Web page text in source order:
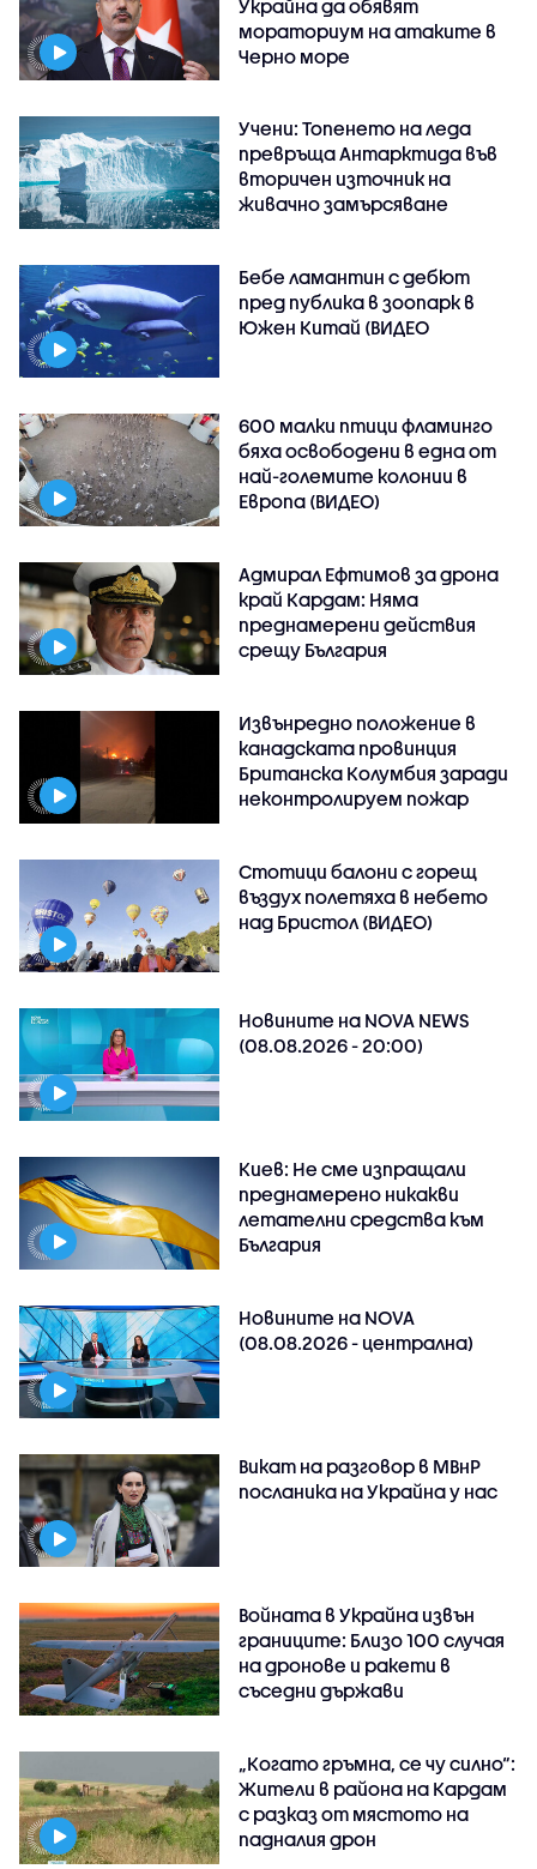
Украйна да обявят
мораториум на атаките в
Черно море
Учени: Топенето на леда
превръща Антарктида във
вторичен източник на
живачно замърсяване
Бебе ламантин с дебют
пред публика в зоопарк в
Южен Китай (ВИДЕО
600 малки птици фламинго
бяха освободени в една от
най-големите колонии в
Европа (ВИДЕО)
Адмирал Ефтимов за дрона
край Кардам: Няма
преднамерени действия
срещу България
Извънредно положение в
канадската провинция
Британска Колумбия заради
неконтролируем пожар
Стотици балони с горещ
въздух полетяха в небето
над Бристол (ВИДЕО)
Новините на NOVA NEWS
(08.08.2026 - 20:00)
Киев: Не сме изпращали
преднамерено никакви
летателни средства към
България
Новините на NOVA
(08.08.2026 - централна)
Викат на разговор в МВнР
посланика на Украйна у нас
Войната в Украйна извън
границите: Близо 100 случая
на дронове и ракети в
съседни държави
„Когато гръмна, се чу силно“:
Жители в района на Кардам
с разказ от мястото на
падналия дрон